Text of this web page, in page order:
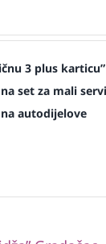
3 plus
set za mali
autodijelove